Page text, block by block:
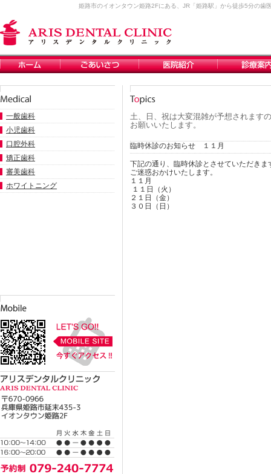
姫路市のイオンタウン姫路2Fにある、JR「姫路駅」から徒歩5分の
一般歯科
小児歯科
口腔外科
矯正歯科
審美歯科
ホワイトニング
土、日、祝は大変混雑が予想されます
お願いいたします。
臨時休診のお知らせ １１月
下記の通り、臨時休診とさせていただきま
ご迷惑おかけいたします。
１１月
１１日（火）
２１日（金）
３０日（日）